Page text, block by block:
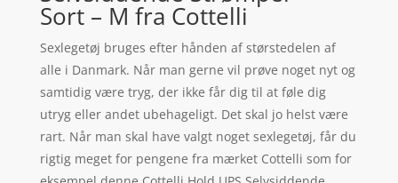
Sort – M fra Cottelli
Sexlegetøj bruges efter hånden af størstedelen af
alle i Danmark. Når man gerne vil prøve noget nyt og
samtidig være tryg, der ikke får dig til at føle dig
utryg eller andet ubehageligt. Det skal jo helst være
rart. Når man skal have valgt noget sexlegetøj, får du
rigtig meget for pengene fra mærket Cottelli som for